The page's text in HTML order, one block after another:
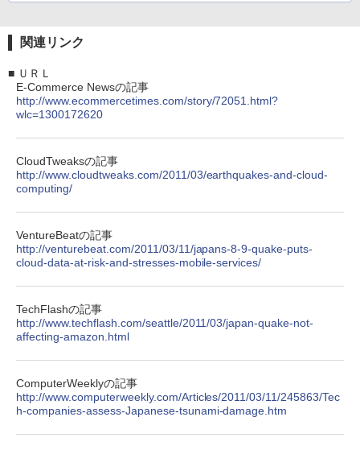
関連リンク
■ ＵＲＬ
E-Commerce Newsの記事
http://www.ecommercetimes.com/story/72051.html?
wlc=1300172620
CloudTweaksの記事
http://www.cloudtweaks.com/2011/03/earthquakes-and-cloud-
computing/
VentureBeatの記事
http://venturebeat.com/2011/03/11/japans-8-9-quake-puts-
cloud-data-at-risk-and-stresses-mobile-services/
TechFlashの記事
http://www.techflash.com/seattle/2011/03/japan-quake-not-
affecting-amazon.html
ComputerWeeklyの記事
http://www.computerweekly.com/Articles/2011/03/11/245863/Tec
h-companies-assess-Japanese-tsunami-damage.htm